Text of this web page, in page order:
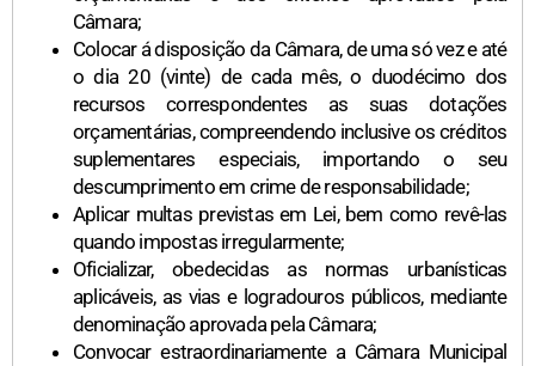
Câmara;
Colocar á disposição da Câmara, de uma só vez e até
o dia 20 (vinte) de cada mês, o duodécimo dos
recursos correspondentes as suas dotações
orçamentárias, compreendendo inclusive os créditos
suplementares especiais, importando o seu
descumprimento em crime de responsabilidade;
Aplicar multas previstas em Lei, bem como revê-las
quando impostas irregularmente;
Oficializar, obedecidas as normas urbanísticas
aplicáveis, as vias e logradouros públicos, mediante
denominação aprovada pela Câmara;
Convocar estraordinariamente a Câmara Municipal